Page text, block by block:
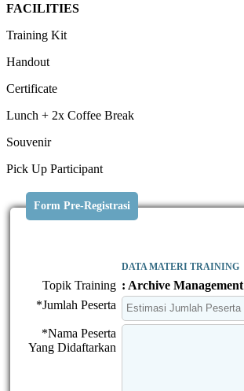
FACILITIES
Training Kit
Handout
Certificate
Lunch + 2x Coffee Break
Souvenir
Pick Up Participant
Form Pre-Registrasi
DATA MATERI TRAINING
Topik Training : Archive Management
*Jumlah Peserta
*Nama Peserta
Yang Didaftarkan